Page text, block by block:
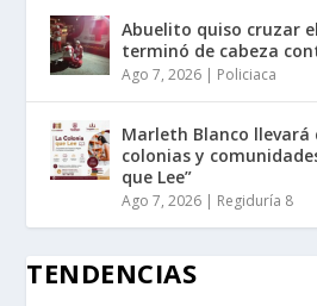
Abuelito quiso cruzar
terminó de cabeza
Ago 7, 2026 | Policiaca
Marleth Blanco llevará
colonias y
que Lee”
Ago 7, 2026 | Regiduría 8
TENDENCIAS